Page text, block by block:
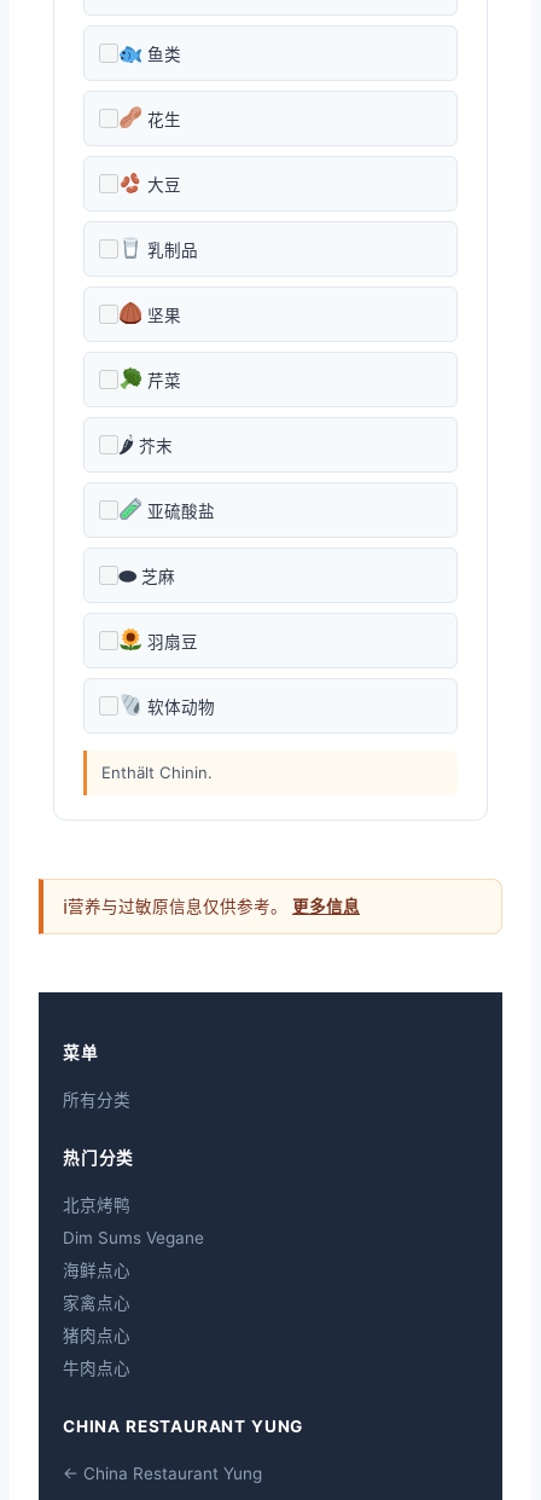
鱼类
花生
大豆
乳制品
坚果
芹菜
🌶 芥末
亚硫酸盐
⬬ 芝麻
羽扇豆
软体动物
Enthält Chinin.
ℹ营养与过敏原信息仅供参考。 更多信息
菜单
所有分类
热门分类
北京烤鸭
Dim Sums Vegane
海鲜点心
家禽点心
猪肉点心
牛肉点心
CHINA RESTAURANT YUNG
← China Restaurant Yung